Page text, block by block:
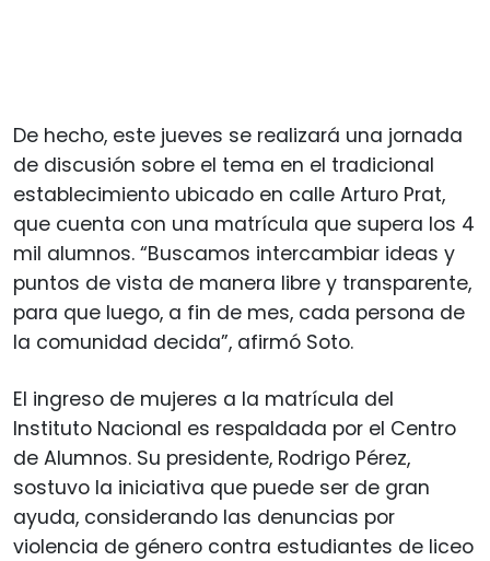
De hecho, este jueves se realizará una jornada
de discusión sobre el tema en el tradicional
establecimiento ubicado en calle Arturo Prat,
que cuenta con una matrícula que supera los 4
mil alumnos. “Buscamos intercambiar ideas y
puntos de vista de manera libre y transparente,
para que luego, a fin de mes, cada persona de
la comunidad decida”, afirmó Soto.
El ingreso de mujeres a la matrícula del
Instituto Nacional es respaldada por el Centro
de Alumnos. Su presidente, Rodrigo Pérez,
sostuvo la iniciativa que puede ser de gran
ayuda, considerando las denuncias por
violencia de género contra estudiantes de liceo